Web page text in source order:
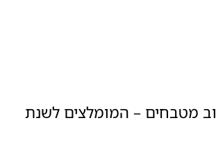
מטבחים – המומלצים לשנת